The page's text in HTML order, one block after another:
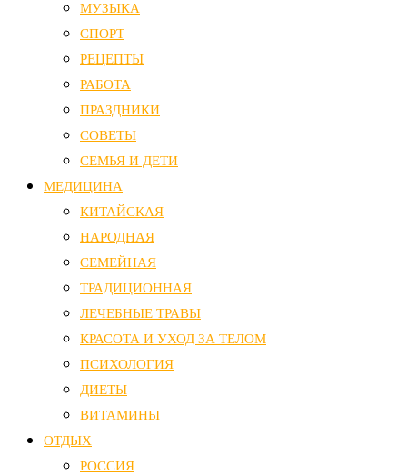
МУЗЫКА
СПОРТ
РЕЦЕПТЫ
РАБОТА
ПРАЗДНИКИ
СОВЕТЫ
СЕМЬЯ И ДЕТИ
МЕДИЦИНА
КИТАЙСКАЯ
НАРОДНАЯ
СЕМЕЙНАЯ
ТРАДИЦИОННАЯ
ЛЕЧЕБНЫЕ ТРАВЫ
КРАСОТА И УХОД ЗА ТЕЛОМ
ПСИХОЛОГИЯ
ДИЕТЫ
ВИТАМИНЫ
ОТДЫХ
РОССИЯ